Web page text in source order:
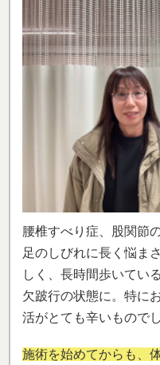
腰椎すべり症、股関節
足のしびれに長く悩ま
しく、長時間歩いてい
欠跛行の状態に。特に
活がとても辛いものでし
施術を始めてからも、